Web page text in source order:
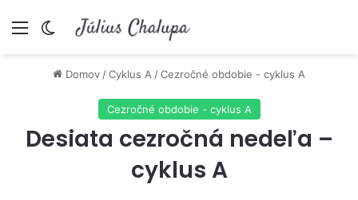
Menu Switch skin
Domov/Cyklus A/Cezročné obdobie - cyklus A
Cezročné obdobie - cyklus A
Desiata cezročná nedeľa –
cyklus A